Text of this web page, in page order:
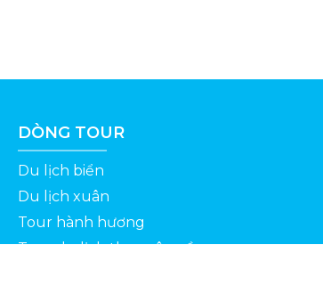
DÒNG TOUR
Du lịch biển
Du lịch xuân
Tour hành hương
Tour du lịch theo yêu cầu